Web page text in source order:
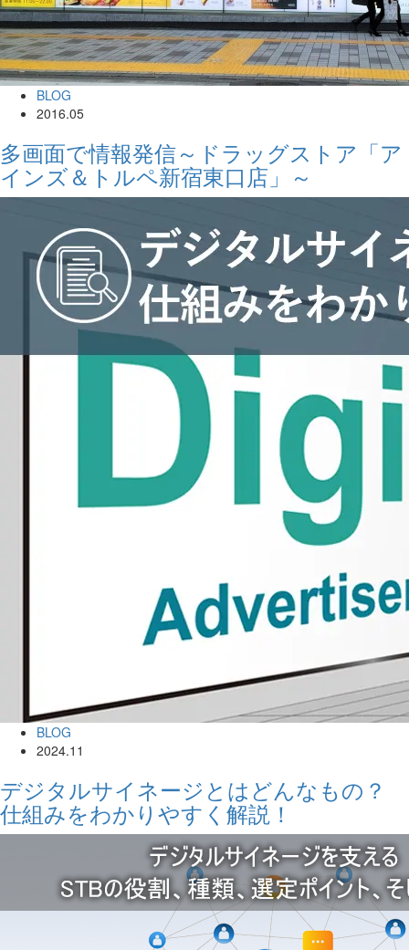
BLOG
2016.05
多画面で情報発信～ドラッグストア「ア
インズ＆トルペ新宿東口店」～
BLOG
2024.11
デジタルサイネージとはどんなもの？
仕組みをわかりやすく解説！